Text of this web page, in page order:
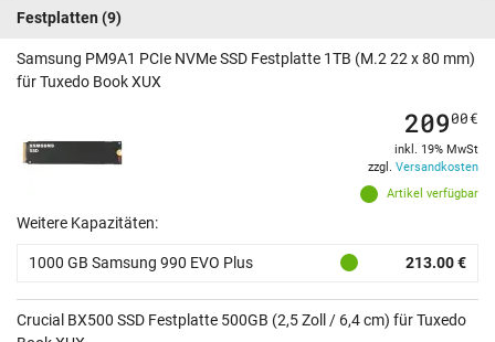
Festplatten (9)
Samsung PM9A1 PCIe NVMe SSD Festplatte 1TB (M.2 22 x 80 mm)
für Tuxedo Book XUX
Artikel verfügbar
20900€
inkl. 19% MwSt
zzgl. Versandkosten
Weitere Kapazitäten:
1000 GB Samsung 990 EVO Plus 213.00 €
Crucial BX500 SSD Festplatte 500GB (2,5 Zoll / 6,4 cm) für Tuxedo